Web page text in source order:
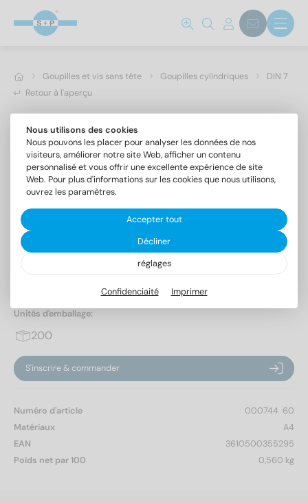
Goupilles et vis sans tête Goupilles cylindriques DIN 7
Retour à l'aperçu
Goupilles cylindriques forme A, tolérance m6
Unités d'emballage:
200
S'inscrire & commander
Numéro d'article
000744  60
Matériaux
A4
EAN
3610500355295
Poids net par 100
0,560 kg
Nous utilisons des cookies
Nous pouvons les placer pour analyser les données de nos
visiteurs, améliorer notre site Web, afficher un contenu
personnalisé et vous offrir une excellente expérience de site
Web. Pour plus d'informations sur les cookies que nous utilisons,
ouvrez les paramètres.
Accepter tout
Décliner
réglages
Confidenciaité Imprimer